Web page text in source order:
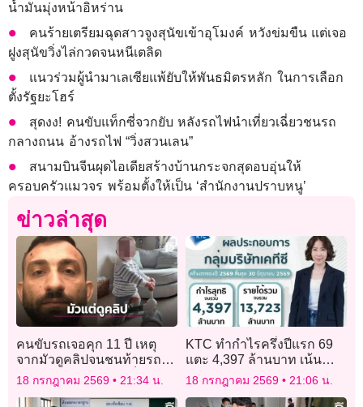
น้ำมันมุ่งหน้าอิหร่าน
คนร้ายเตรียมฉุดสาวจูงสุนัขเข้าอุโมงค์ หวังข่มขืน แต่เจอ
ฝูงสุนัขวิ่งไล่กวดจนหนีเตลิด
แนวร่วมผู้นำมาเลเซียแพ้ยับให้พันธมิตรหลัก ในการเลือก
ตั้งรัฐยะโฮร์
สุดงง! คนขับแท็กซี่จวกยับ หลังรถไฟนำเที่ยวเฉี่ยวชนรถ
กลางถนน อ้างรถไฟ “วิ่งสวนเลน”
สนามบินจีนผุดไอเดียสร้างบ้านกระจกสุดอบอุ่นให้
ครอบครัวแมวจร พร้อมตั้งให้เป็น ‘สำนักงานปราบหนู’
ข่าวล่าสุด
คนขับรถเจอคุก 11 ปี เหตุ
จากมัวดูคลิปจนชนท้ายรถ
แม่ลูกอ่อน คร่าชีวิตเด็กน้อย
วัย 20 เดือน
18 กรกฎาคม 2569 21:34 น.
KTC ทำกำไรครึ่งปีแรก 69
แตะ 4,397 ล้านบาท เน้น
คุณภาพมากกว่าปริมาณ
18 กรกฎาคม 2569 21:06 น.